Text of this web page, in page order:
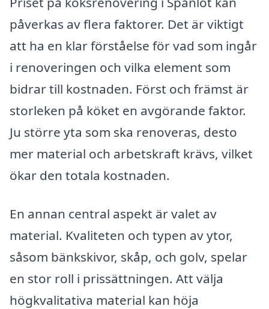
påverkas av flera faktorer. Det är viktigt
att ha en klar förståelse för vad som ingår
i renoveringen och vilka element som
bidrar till kostnaden. Först och främst är
storleken på köket en avgörande faktor.
Ju större yta som ska renoveras, desto
mer material och arbetskraft krävs, vilket
ökar den totala kostnaden.
En annan central aspekt är valet av
material. Kvaliteten och typen av ytor,
såsom bänkskivor, skåp, och golv, spelar
en stor roll i prissättningen. Att välja
högkvalitativa material kan höja